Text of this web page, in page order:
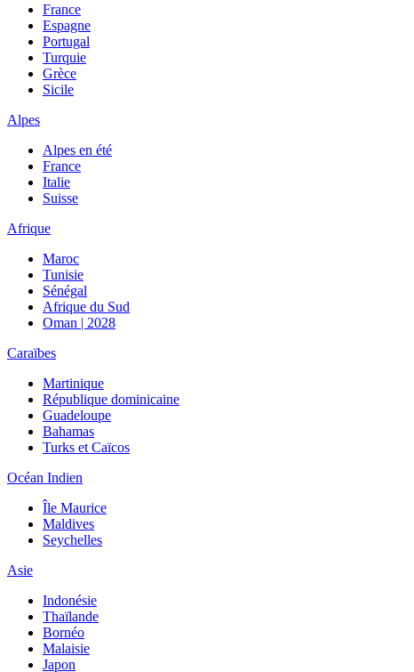
France
Espagne
Portugal
Turquie
Grèce
Sicile
Alpes
Alpes en été
France
Italie
Suisse
Afrique
Maroc
Tunisie
Sénégal
Afrique du Sud
Oman | 2028
Caraïbes
Martinique
République dominicaine
Guadeloupe
Bahamas
Turks et Caïcos
Océan Indien
Île Maurice
Maldives
Seychelles
Asie
Indonésie
Thaïlande
Bornéo
Malaisie
Japon